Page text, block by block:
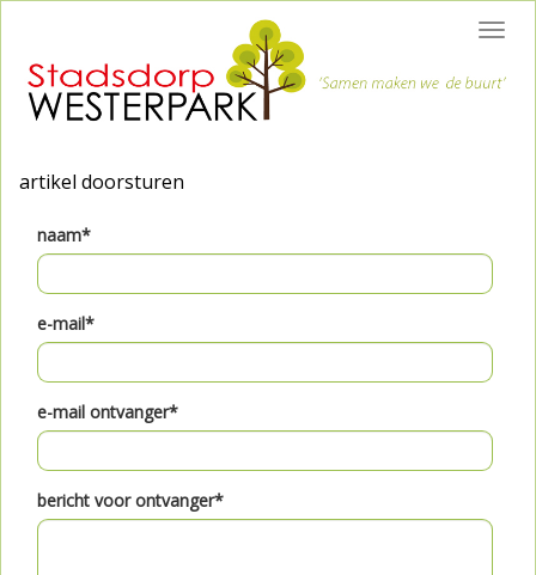
artikel doorsturen
naam*
e-mail*
e-mail ontvanger*
bericht voor ontvanger*